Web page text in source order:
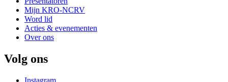
Mijn KRO-NCRV
Word lid
Acties & evenementen
Over ons
Volg ons
Instagram